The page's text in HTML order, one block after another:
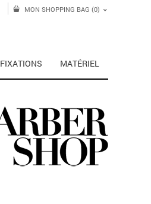
MON SHOPPING BAG (0)
FIXATIONS MATÉRIEL